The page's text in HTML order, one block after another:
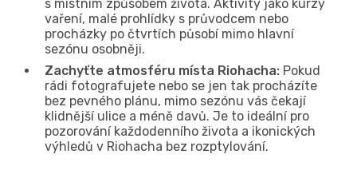
s místním způsobem života. Aktivity jako kurzy
vaření, malé prohlídky s průvodcem nebo
procházky po čtvrtích působí mimo hlavní
sezónu osobněji.
Zachyťte atmosféru místa Riohacha: Pokud
rádi fotografujete nebo se jen tak procházíte
bez pevného plánu, mimo sezónu vás čekají
klidnější ulice a méně davů. Je to ideální pro
pozorování každodenního života a ikonických
výhledů v Riohacha bez rozptylování.